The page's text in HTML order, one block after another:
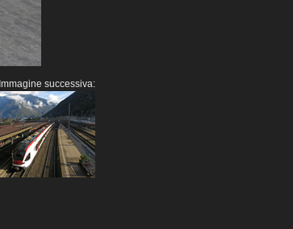
Immagine successiva: